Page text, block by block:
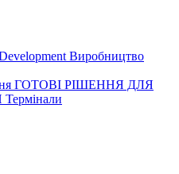
Виробництво
ГОТОВІ РІШЕННЯ ДЛЯ
Термінали